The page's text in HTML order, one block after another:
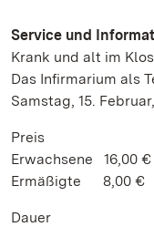
Service und
Krank und alt im
Das Infirmarium als
Samstag, 15.
Preis
Erwachsene 16,00 €
Ermäßigte 8,00 €
Dauer